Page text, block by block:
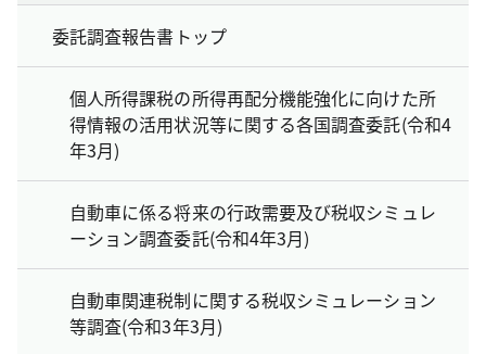
委託調査報告書トップ
個人所得課税の所得再配分機能強化に向けた所
得情報の活用状況等に関する各国調査委託(令和4
年3月)
自動車に係る将来の行政需要及び税収シミュレ
ーション調査委託(令和4年3月)
自動車関連税制に関する税収シミュレーション
等調査(令和3年3月)